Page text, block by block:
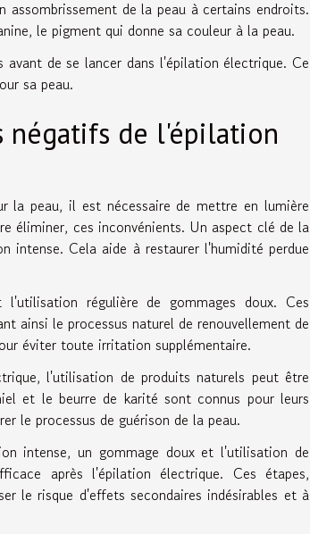
de la peau à certains endroits.
le pigment qui donne sa couleur à la peau.
de se lancer dans l'épilation électrique. Ce
sa peau.
de l'épilation
la peau, il est nécessaire de mettre en lumière
éliminer, ces inconvénients. Un aspect clé de la
intense. Cela aide à restaurer l'humidité perdue
régulière de gommages doux. Ces
ainsi le processus naturel de renouvellement de
éviter toute irritation supplémentaire.
l'utilisation de produits naturels peut être
et le beurre de karité sont connus pour leurs
le processus de guérison de la peau.
intense, un gommage doux et l'utilisation de
après l'épilation électrique. Ces étapes,
le risque d'effets secondaires indésirables et à